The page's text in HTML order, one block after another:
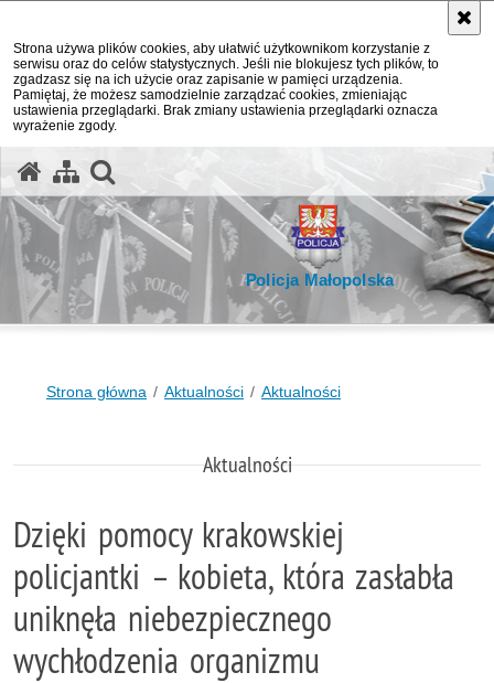
Strona używa plików cookies, aby ułatwić użytkownikom korzystanie z
serwisu oraz do celów statystycznych. Jeśli nie blokujesz tych plików, to
zgadzasz się na ich użycie oraz zapisanie w pamięci urządzenia.
Pamiętaj, że możesz samodzielnie zarządzać cookies, zmieniając
ustawienia przeglądarki. Brak zmiany ustawienia przeglądarki oznacza
wyrażenie zgody.
Policja Małopolska
Strona główna Aktualności Aktualności
Aktualności
Dzięki pomocy krakowskiej
policjantki – kobieta, która zasłabła
uniknęła niebezpiecznego
wychłodzenia organizmu